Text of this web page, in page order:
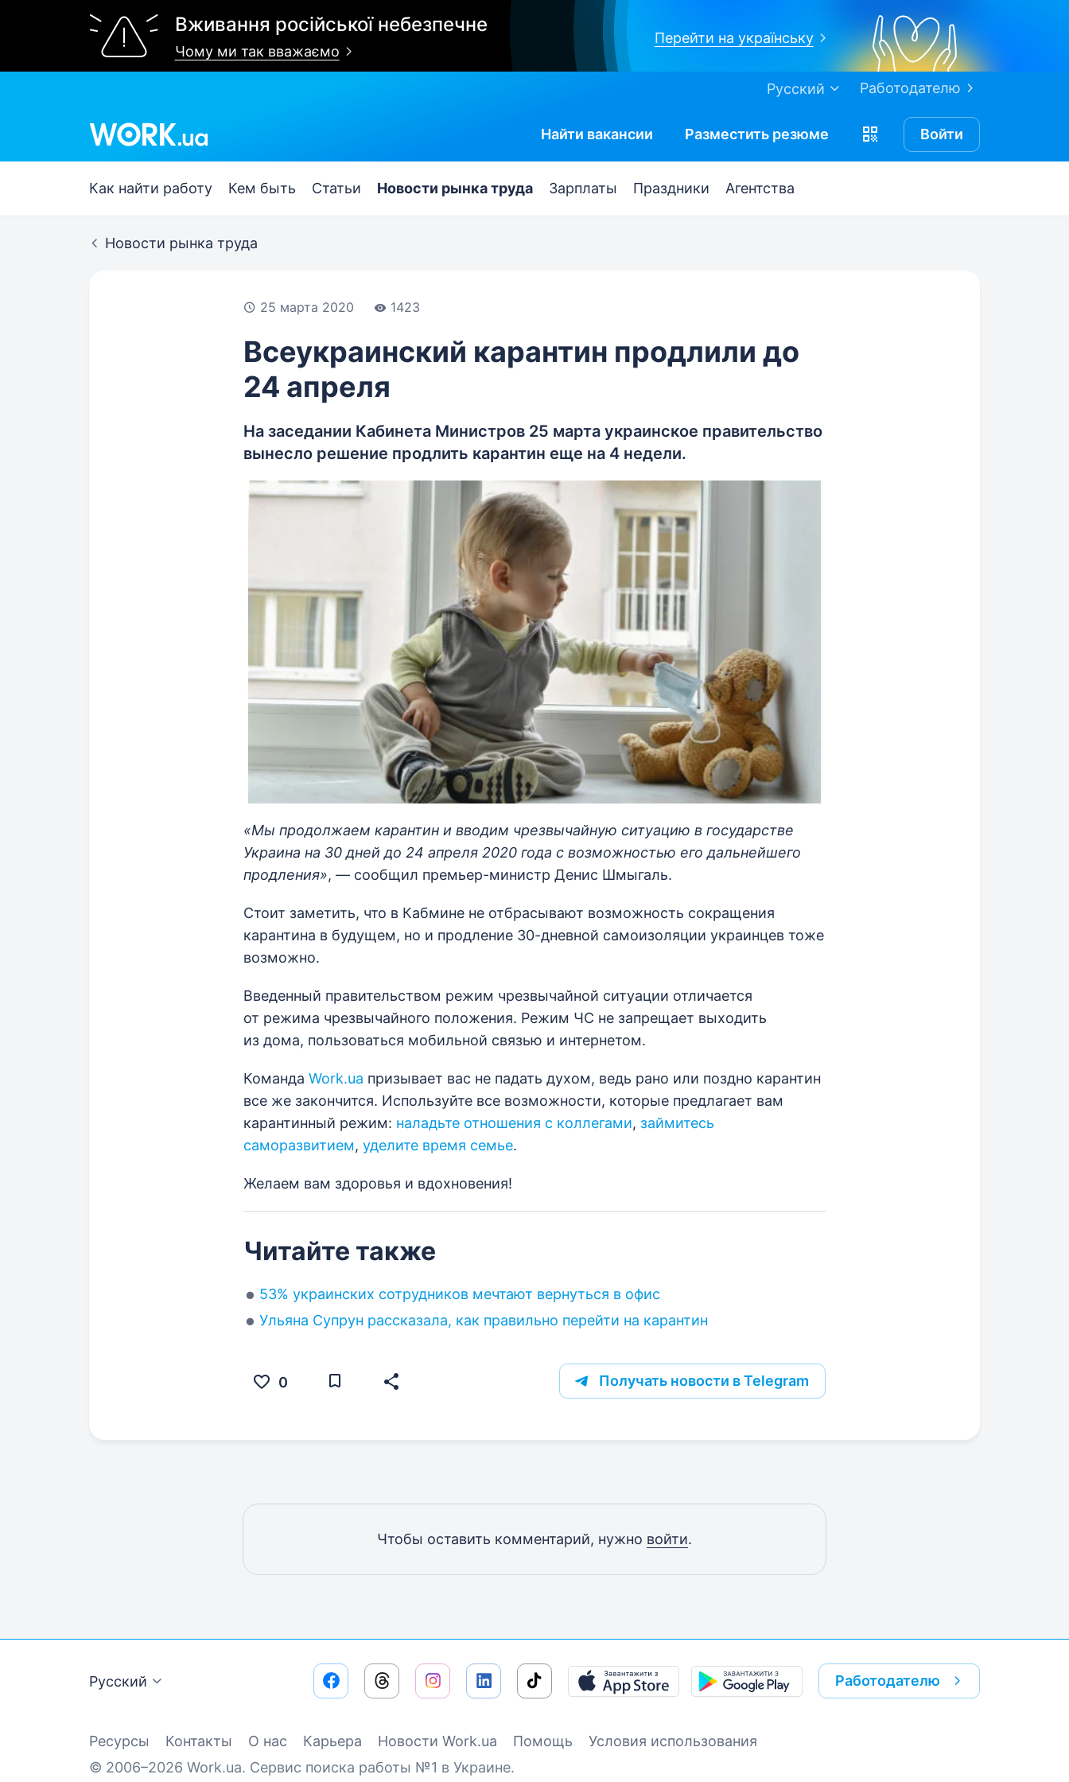
Вживання російської небезпечне
Чому ми так вважаємо
Перейти на українську
Работодателю
Русский
Найти вакансии Разместить резюме Войти
Как найти работу Кем быть Статьи Новости рынка труда Зарплаты Праздники Агентства
Новости рынка труда
25 марта 2020 1423
Всеукраинский карантин продлили до
24 апреля
На заседании Кабинета Министров 25 марта украинское правительство
вынесло решение продлить карантин еще на 4 недели.
«Мы продолжаем карантин и вводим чрезвычайную ситуацию в государстве
Украина на 30 дней до 24 апреля 2020 года с возможностью его дальнейшего
продления», — сообщил премьер-министр Денис Шмыгаль.
Стоит заметить, что в Кабмине не отбрасывают возможность сокращения
карантина в будущем, но и продление 30-дневной самоизоляции украинцев тоже
возможно.
Введенный правительством режим чрезвычайной ситуации отличается
от режима чрезвычайного положения. Режим ЧС не запрещает выходить
из дома, пользоваться мобильной связью и интернетом.
Команда Work.ua призывает вас не падать духом, ведь рано или поздно карантин
все же закончится. Используйте все возможности, которые предлагает вам
карантинный режим: наладьте отношения с коллегами, займитесь
саморазвитием, уделите время семье.
Желаем вам здоровья и вдохновения!
Читайте также
53% украинских сотрудников мечтают вернуться в офис
Ульяна Супрун рассказала, как правильно перейти на карантин
0 Получать новости в Telegram
Чтобы оставить комментарий, нужно войти.
Русский Работодателю
Ресурсы Контакты О нас Карьера Новости Work.ua Помощь
Условия использования
© 2006–2026 Work.ua. Сервис поиска работы №1 в Украине.